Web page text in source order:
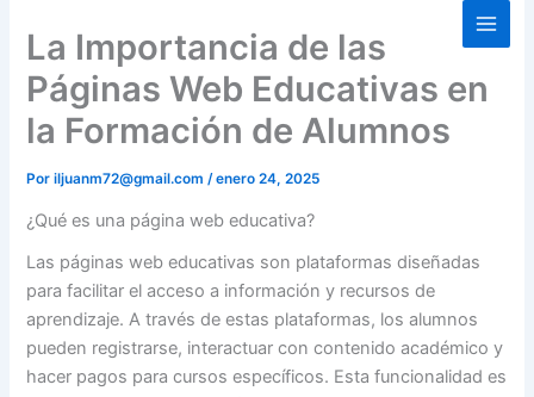
contenido
La Importancia de las
Páginas Web Educativas en
la Formación de Alumnos
Poriljuanm72@gmail.com/enero 24, 2025
¿Qué es una página web educativa?
Las páginas web educativas son plataformas diseñadas
para facilitar el acceso a información y recursos de
aprendizaje. A través de estas plataformas, los alumnos
pueden registrarse, interactuar con contenido académico y
hacer pagos para cursos específicos. Esta funcionalidad es